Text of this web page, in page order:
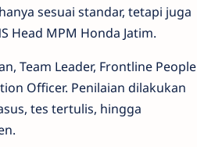
sesuai standar, tetapi juga
Head MPM Honda Jatim.
Team Leader, Frontline People
Officer. Penilaian dilakukan
tes tertulis, hingga